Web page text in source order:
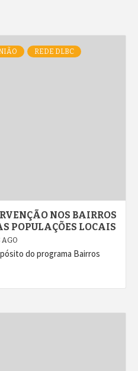
REDE DLBC
NOS BAIRROS
POPULAÇÕES LOCAIS
AGO
do programa Bairros